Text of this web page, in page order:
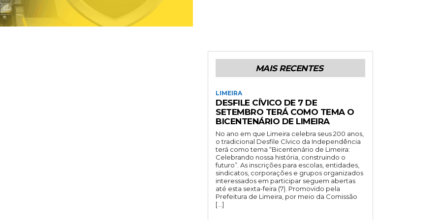
MAIS RECENTES
LIMEIRA
DESFILE CÍVICO DE 7 DE
SETEMBRO TERÁ COMO TEMA O
BICENTENÁRIO DE LIMEIRA
No ano em que Limeira celebra seus 200 anos,
o tradicional Desfile Cívico da Independência
terá como tema “Bicentenário de Limeira:
Celebrando nossa história, construindo o
futuro”. As inscrições para escolas, entidades,
sindicatos, corporações e grupos organizados
interessados em participar seguem abertas
até esta sexta-feira (7). Promovido pela
Prefeitura de Limeira, por meio da Comissão
[…]